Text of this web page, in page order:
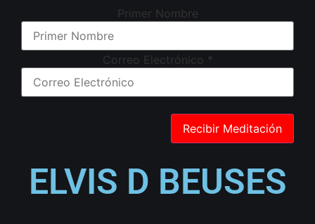
Primer Nombre
Correo Electrónico *
ELVIS D BEUSES